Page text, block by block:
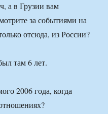
а в Грузии вам
за событиями на
отсюда, из России?
там 6 лет.
2006 года, когда